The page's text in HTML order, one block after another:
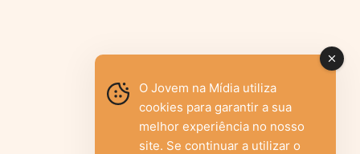
O Jovem na Mídia utiliza
cookies para garantir a sua
melhor experiência no nosso
site. Se continuar a utilizar o